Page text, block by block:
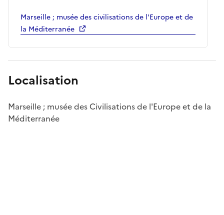
Marseille ; musée des civilisations de l'Europe et de
la Méditerranée
Localisation
Marseille ; musée des Civilisations de l'Europe et de la
Méditerranée